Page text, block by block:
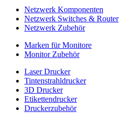
Netzwerk Komponenten
Netzwerk Switches & Router
Netzwerk Zubehör
Marken für Monitore
Monitor Zubehör
Laser Drucker
Tintenstrahldrucker
3D Drucker
Etikettendrucker
Druckerzubehör